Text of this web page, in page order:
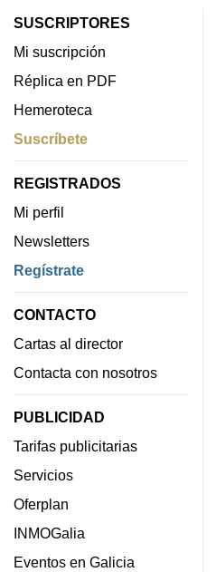
SUSCRIPTORES
Mi suscripción
Réplica en PDF
Hemeroteca
Suscríbete
REGISTRADOS
Mi perfil
Newsletters
Regístrate
CONTACTO
Cartas al director
Contacta con nosotros
PUBLICIDAD
Tarifas publicitarias
Servicios
Oferplan
INMOGalia
Eventos en Galicia